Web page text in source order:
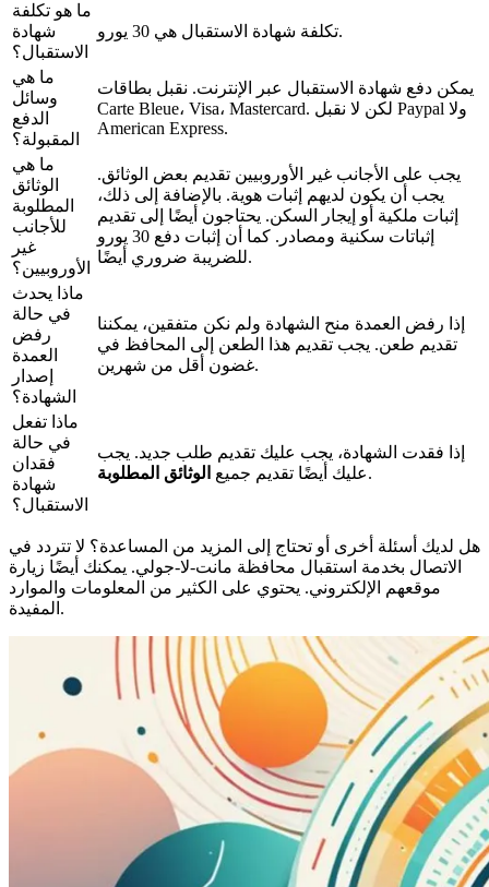
ما هو تكلفة
شهادة
الاستقبال؟
تكلفة شهادة الاستقبال هي 30 يورو.
ما هي
وسائل
الدفع
المقبولة؟
يمكن دفع شهادة الاستقبال عبر الإنترنت. نقبل بطاقات
Carte Bleue، Visa، Mastercard. لكن لا نقبل Paypal ولا
American Express.
ما هي
الوثائق
المطلوبة
للأجانب
غير
الأوروبيين؟
يجب على الأجانب غير الأوروبيين تقديم بعض الوثائق.
يجب أن يكون لديهم إثبات هوية. بالإضافة إلى ذلك،
إثبات ملكية أو إيجار السكن. يحتاجون أيضًا إلى تقديم
إثباتات سكنية ومصادر. كما أن إثبات دفع 30 يورو
للضريبة ضروري أيضًا.
ماذا يحدث
في حالة
رفض
العمدة
إصدار
الشهادة؟
إذا رفض العمدة منح الشهادة ولم نكن متفقين، يمكننا
تقديم طعن. يجب تقديم هذا الطعن إلى المحافظ في
غضون أقل من شهرين.
ماذا تفعل
في حالة
فقدان
شهادة
الاستقبال؟
إذا فقدت الشهادة، يجب عليك تقديم طلب جديد. يجب
عليك أيضًا تقديم جميع الوثائق المطلوبة .
هل لديك أسئلة أخرى أو تحتاج إلى المزيد من المساعدة؟ لا تتردد في
الاتصال بخدمة استقبال محافظة مانت-لا-جولي. يمكنك أيضًا زيارة
موقعهم الإلكتروني. يحتوي على الكثير من المعلومات والموارد
المفيدة.